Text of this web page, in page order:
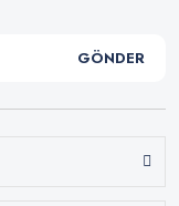
GÖNDER